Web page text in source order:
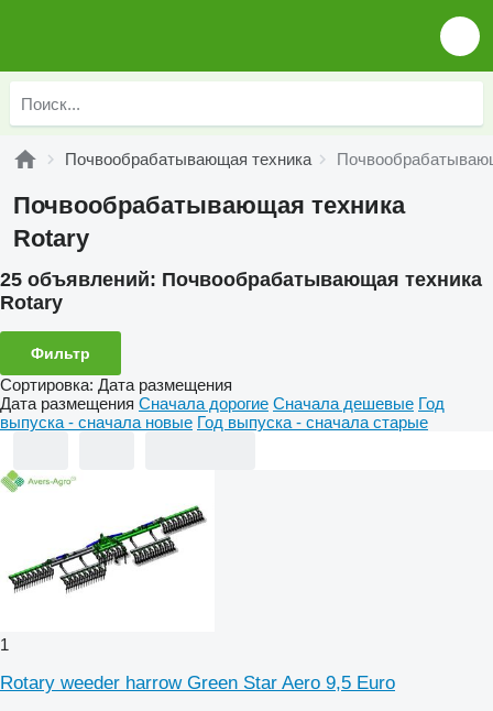
Почвообрабатывающая техника
Почвообрабатывающая техника
Rotary
25 объявлений: Почвообрабатывающая техника
Rotary
Фильтр
Сортировка: Дата размещения
Дата размещения Сначала дорогие Сначала дешевые Год
выпуска - сначала новые Год выпуска - сначала старые
1
Rotary weeder harrow Green Star Aero 9,5 Euro